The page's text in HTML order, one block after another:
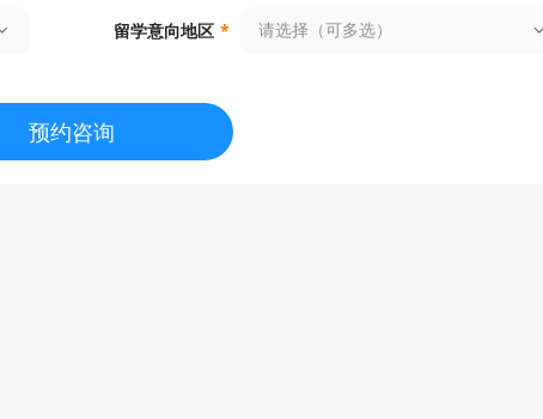
留学意向地区 * 请选择（可多选）
预约咨询